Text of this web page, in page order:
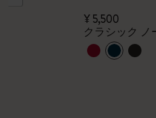
¥ 5,500
クラシック